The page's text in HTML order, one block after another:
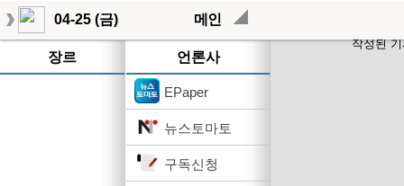
04-25 (금) 메인
장르 언론사
EPaper
뉴스토마토
구독신청
작성된